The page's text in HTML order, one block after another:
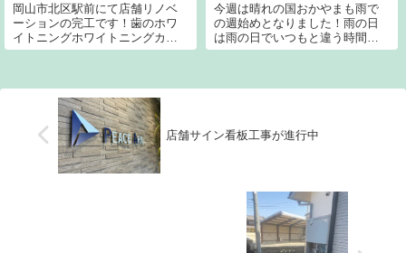
岡山市北区駅前にて店舗リノベ
ーションの完工です！歯のホワ
イトニングホワイトニングカフ
ェ岡山店です。シンプルであり
ーポレーションismを味わえま
す。本日オープンとなります。
皆さま、歯をメ...
今週は晴れの国おかやまも雨で
の週始めとなりました！雨の日
は雨の日でいつもと違う時間を
過ごしたいものですね。日常を
店舗サイン看板工事が進行中